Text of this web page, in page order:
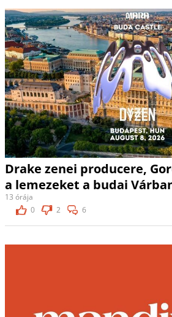
Drake zenei producere,
a lemezeket a budai
13 órája
0
2 6